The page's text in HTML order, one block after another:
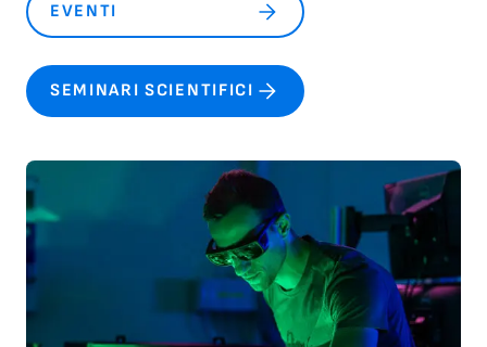
EVENTI
SEMINARI SCIENTIFICI